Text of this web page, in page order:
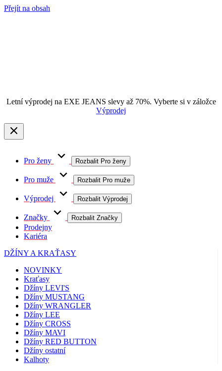
Přejít na obsah
Letní výprodej na EXE JEANS slevy až 70%. Vyberte si v záložce
Výprodej
Pro ženy Rozbalit Pro ženy
Pro muže Rozbalit Pro muže
Výprodej Rozbalit Výprodej
Značky Rozbalit Značky
Prodejny
Kariéra
DŽÍNY A KRAŤASY
NOVINKY
Kraťasy
Džíny LEVI'S
Džíny MUSTANG
Džíny WRANGLER
Džíny LEE
Džíny CROSS
Džíny MAVI
Džíny RED BUTTON
Džíny ostatní
Kalhoty